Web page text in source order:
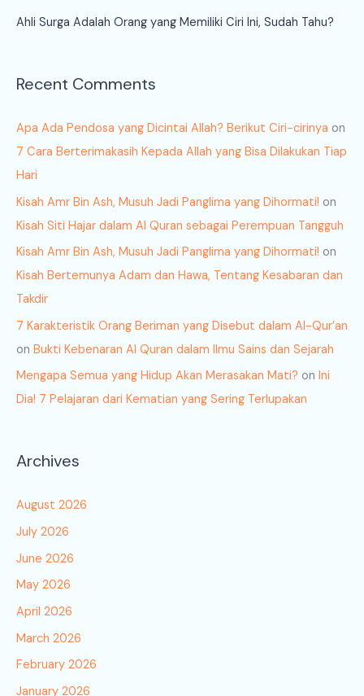
Ahli Surga Adalah Orang yang Memiliki Ciri Ini, Sudah Tahu?
Recent Comments
Apa Ada Pendosa yang Dicintai Allah? Berikut Ciri-cirinya on
7 Cara Berterimakasih Kepada Allah yang Bisa Dilakukan Tiap
Hari
Kisah Amr Bin Ash, Musuh Jadi Panglima yang Dihormati! on
Kisah Siti Hajar dalam Al Quran sebagai Perempuan Tangguh
Kisah Amr Bin Ash, Musuh Jadi Panglima yang Dihormati! on
Kisah Bertemunya Adam dan Hawa, Tentang Kesabaran dan
Takdir
7 Karakteristik Orang Beriman yang Disebut dalam Al-Qur’an
on Bukti Kebenaran Al Quran dalam Ilmu Sains dan Sejarah
Mengapa Semua yang Hidup Akan Merasakan Mati? on Ini
Dia! 7 Pelajaran dari Kematian yang Sering Terlupakan
Archives
August 2026
July 2026
June 2026
May 2026
April 2026
March 2026
February 2026
January 2026